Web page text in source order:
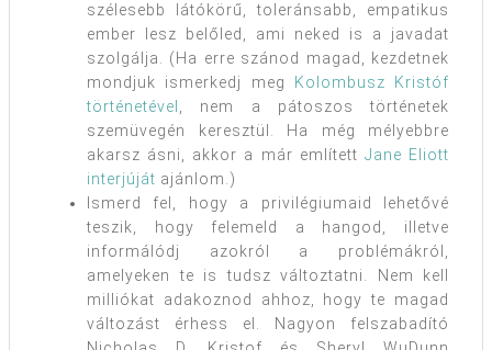
szélesebb látókörű, toleránsabb, empatikus
ember lesz belőled, ami neked is a javadat
szolgálja. (Ha erre szánod magad, kezdetnek
mondjuk ismerkedj meg
Kolombusz Kristóf
történetével , nem a pátoszos történetek
szemüvegén keresztül. Ha még mélyebbre
akarsz ásni, akkor a már említett Jane Eliott
interjúját ajánlom.)
Ismerd fel, hogy a privilégiumaid lehetővé
teszik, hogy felemeld a hangod, illetve
informálódj azokról a problémákról,
amelyeken te is tudsz változtatni. Nem kell
milliókat adakoznod ahhoz, hogy te magad
változást érhess el. Nagyon felszabadító